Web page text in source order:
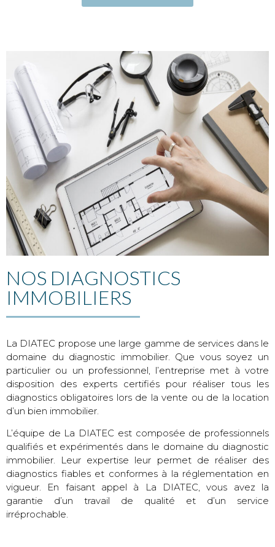
NOS DIAGNOSTICS
IMMOBILIERS
La DIATEC propose une large gamme de services dans le
domaine du diagnostic immobilier. Que vous soyez un
particulier ou un professionnel, l’entreprise met à votre
disposition des experts certifiés pour réaliser tous les
diagnostics obligatoires lors de la vente ou de la location
d’un bien immobilier.
L’équipe de La DIATEC est composée de professionnels
qualifiés et expérimentés dans le domaine du diagnostic
immobilier. Leur expertise leur permet de réaliser des
diagnostics fiables et conformes à la réglementation en
vigueur. En faisant appel à La DIATEC, vous avez la
garantie d’un travail de qualité et d’un service
irréprochable.